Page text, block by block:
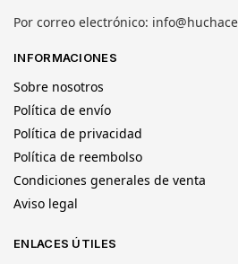
Por correo electrónico:
INFORMACIONES
Sobre nosotros
Política de envío
Política de privacidad
Política de reembolso
Condiciones generales de venta
Aviso legal
ENLACES ÚTILES